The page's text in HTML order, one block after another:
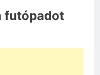
futópadot